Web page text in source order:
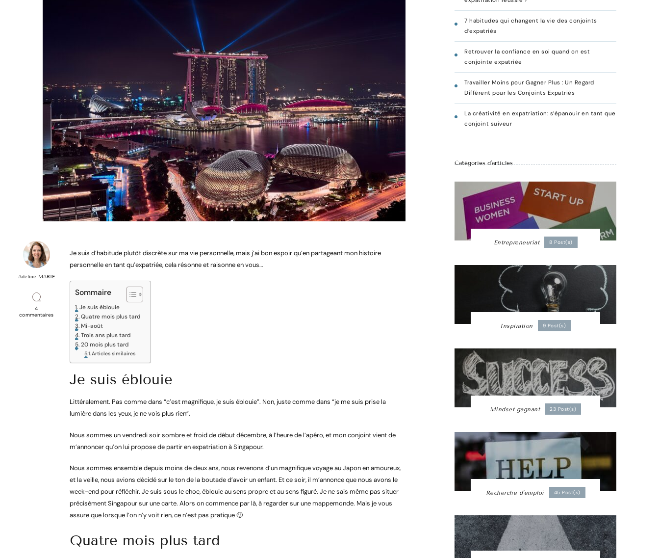
Adeline MARIE
4
commentairessur
personnelle
expatriée
Je suis d’habitude plutôt discrète sur ma vie personnelle, mais j’ai bon espoir qu’en partageant mon histoire
personnelle en tant qu’expatriée, cela résonne et raisonne en vous…
Sommaire
Je suis éblouie
Quatre mois plus tard
Mi-août
Trois ans plus tard
20 mois plus tard
Articles similaires
Je suis éblouie
Littéralement. Pas comme dans “c’est magnifique, je suis éblouie”. Non, juste comme dans “je me suis prise la
lumière dans les yeux, je ne vois plus rien”.
Nous sommes un vendredi soir sombre et froid de début décembre, à l’heure de l’apéro, et mon conjoint vient de
m’annoncer qu’on lui propose de partir en expatriation à Singapour.
Nous sommes ensemble depuis moins de deux ans, nous revenons d’un magnifique voyage au Japon en amoureux,
et la veille, nous avions décidé sur le ton de la boutade d’avoir un enfant. Et ce soir, il m’annonce que nous avons le
week-end pour réfléchir. Je suis sous le choc, éblouie au sens propre et au sens figuré. Je ne sais même pas situer
précisément Singapour sur une carte. Alors on commence par là, à regarder sur une mappemonde. Mais je vous
assure que lorsque l’on n’y voit rien, ce n’est pas pratique 🙂
Quatre mois plus tard
7 habitudes qui changent la vie des conjoints
d’expatriés
Retrouver la confiance en soi quand on est
conjointe expatriée
Travailler Moins pour Gagner Plus : Un Regard
Différent pour les Conjoints Expatriés
La créativité en expatriation: s’épanouir en tant que
conjoint suiveur
Catégories d’articles
Entrepreneuriat 8 Post(s)
Inspiration 9 Post(s)
Mindset gagnant 23 Post(s)
Recherche d'emploi 45 Post(s)